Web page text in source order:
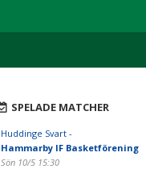
SPELADE MATCHER
Huddinge Svart -
Hammarby IF Basketförening
Sön 10/5 15:30